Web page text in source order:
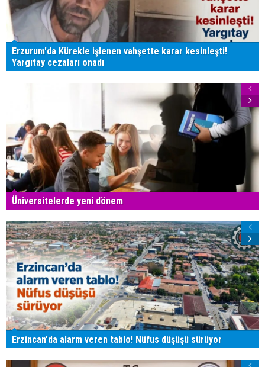
Erzurum'da Kürekle işlenen vahşette karar kesinleşti!
Yargıtay cezaları onadı
Üniversitelerde yeni dönem
Erzincan'da alarm veren tablo! Nüfus düşüşü sürüyor